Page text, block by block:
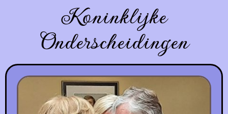
Koninklijke
Onderscheidingen